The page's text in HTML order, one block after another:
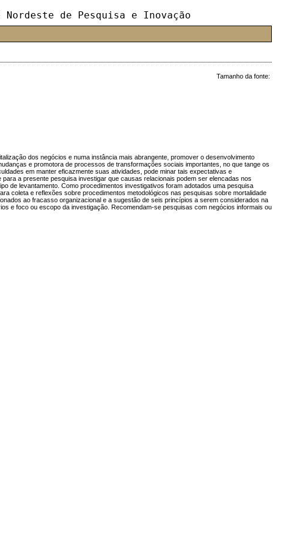
de Pesquisa e Inovação
Tamanho da fonte:
dos negócios e numa instância mais abrangente, promover o desenvolvimento
e promotora de processos de transformações sociais importantes, no que tange os
em manter eficazmente suas atividades, pode minar tais expectativas e
a presente pesquisa investigar que causas relacionais podem ser elencadas nos
de levantamento. Como procedimentos investigativos foram adotados uma pesquisa
coleta e reflexões sobre procedimentos metodológicos nas pesquisas sobre mortalidade
ao fracasso organizacional e a sugestão de seis princípios a serem considerados na
e foco ou escopo da investigação. Recomendam-se pesquisas com negócios informais ou